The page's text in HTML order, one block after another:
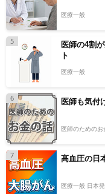
医療一般
5
医師の4割
ト
医療一般
6 医師も気付
医師のためのお
7 高血圧の日
医療一般 日本